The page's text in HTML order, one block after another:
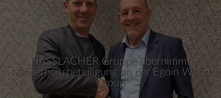
HASSLACHER Gruppe übernimmt
Minderheitsbeteiligung an der Egoin Wood
Group